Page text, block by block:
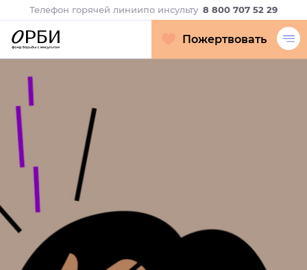
Телефон горячей линиипо инсульту 8 800 707 52 29
Пожертвовать